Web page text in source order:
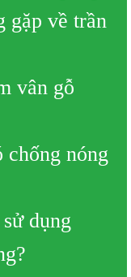
gặp về trần
vân gỗ
chống nóng
dụng